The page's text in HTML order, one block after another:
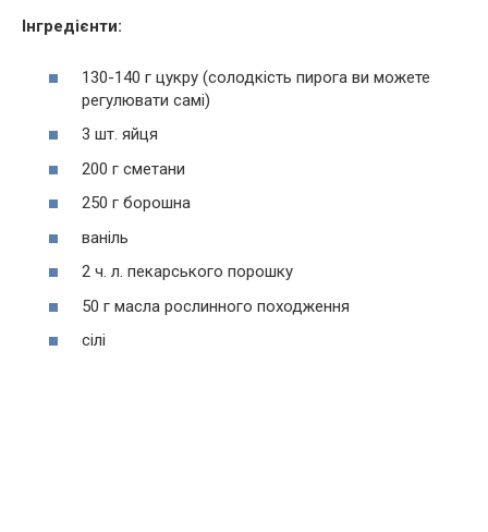
Інгредієнти:
130-140 г цукру (солодкість пирога ви можете
регулювати самі)
3 шт. яйця
200 г сметани
250 г борошна
ваніль
2 ч. л. пекарського порошку
50 г масла рослинного походження
сілі